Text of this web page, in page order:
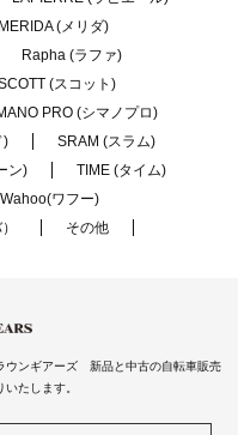
MERIDA (メリダ)
Rapha (ラファ)
(スコット)
PRO (シマノプロ)
)
SRAM (スラム)
ン)
TIME (タイム)
Wahoo(ワフー)
その他
ウンギアーズ 新品と中古の自転車販売
たします。